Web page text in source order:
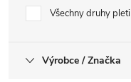
Všechny druhy pleti
Výrobce / Značka